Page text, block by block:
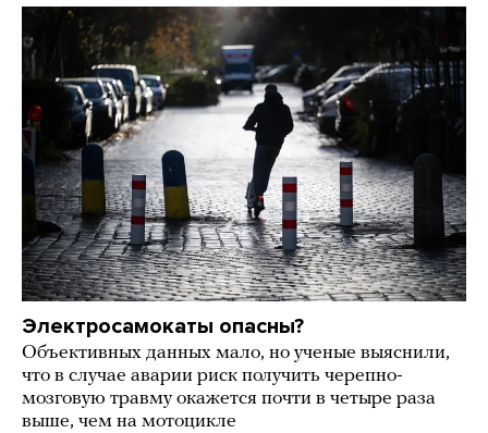
Электросамокаты опасны?
Объективных данных мало, но ученые выяснили,
что в случае аварии риск получить черепно-
мозговую травму окажется почти в четыре раза
выше, чем на мотоцикле